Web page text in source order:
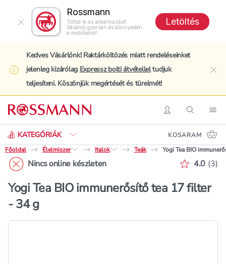
Rossmann
Töltsd le az alkalmazást!
Vásárolj gyorsan és könnyedén
a mobilodról!
Letöltés
Kedves Vásárlónk! Raktárköltözés miatt rendeléseinket
jelenleg kizárólag Expressz bolti átvételleltudjuk
teljesíteni. Köszönjük megértését és türelmét!
BelépésKeresés
KATEGÓRIÁK
Keresés
KOSARAM
Főoldal
Élelmiszer Italok Teák Yogi Tea BIO
Nincs online készleten 4.0 (3)
Yogi Tea BIO immunerősítő tea 17 filter
- 34 g